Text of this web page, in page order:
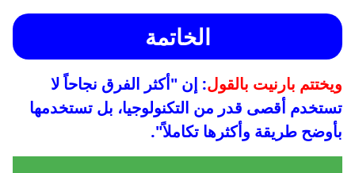
الخاتمة
ويختتم بارنيت بالقول: إن "أكثر الفرق نجاحاً لا
تستخدم أقصى قدر من التكنولوجيا، بل تستخدمها
بأوضح طريقة وأكثرها تكاملاً".